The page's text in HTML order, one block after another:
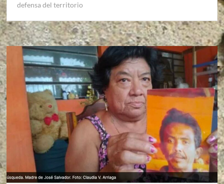
defensa del territorio